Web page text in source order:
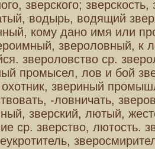
зверского; зверскость,
водырь, водящий
кому дано имя или
звероловный, к
звероловство ср.
промысел, лов и бой
звериный
-ловничать,
зверский, лютый,
ср. зверство, лютость.